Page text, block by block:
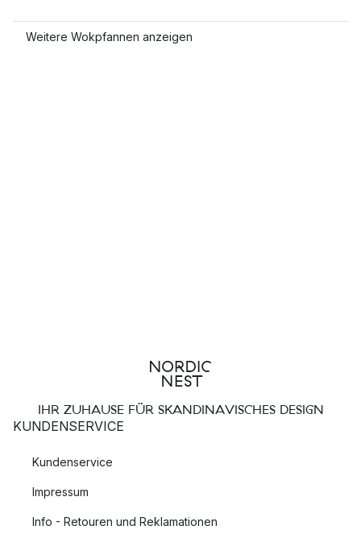
Weitere Wokpfannen anzeigen
IHR ZUHAUSE FÜR SKANDINAVISCHES DESIGN
KUNDENSERVICE
Kundenservice
Impressum
Info - Retouren und Reklamationen